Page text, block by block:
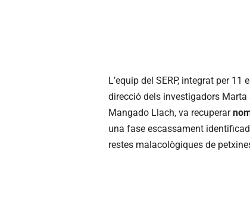
L’equip del SERP, integrat per
direcció dels investigadors Marta
Mangado Llach, va recuperar
una fase escassament
restes malacològiques de